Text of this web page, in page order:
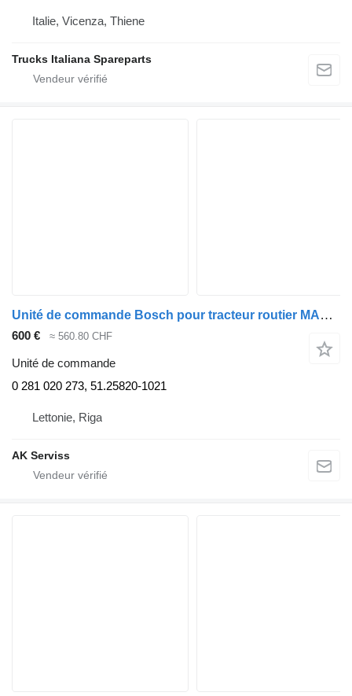
Italie, Vicenza, Thiene
Trucks Italiana Spareparts
Unité de commande Bosch pour tracteur routier MAN TGL, TGM, TGS, TGX
600 € ≈ 560.80 CHF
Unité de commande
0 281 020 273, 51.25820-1021
Lettonie, Riga
AK Serviss